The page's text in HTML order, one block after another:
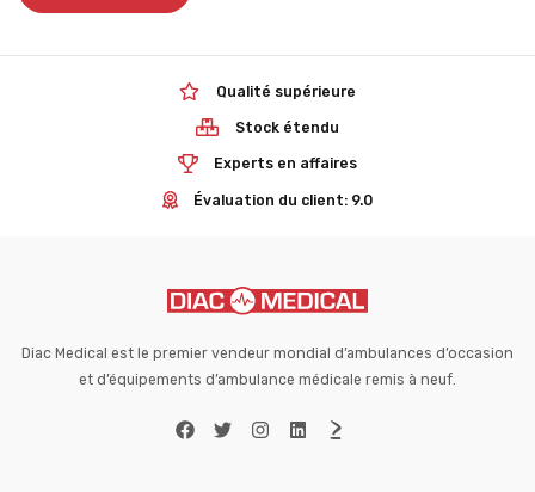
Qualité supérieure
Stock étendu
Experts en affaires
Évaluation du client: 9.0
Diac Medical est le premier vendeur mondial d’ambulances d’occasion
et d’équipements d’ambulance médicale remis à neuf.